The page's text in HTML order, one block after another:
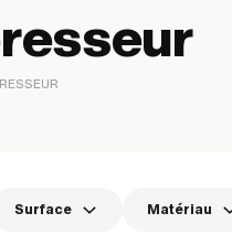
Surface Matériau